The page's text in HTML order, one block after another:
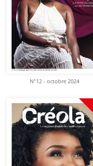
N°12 - octobre 2024